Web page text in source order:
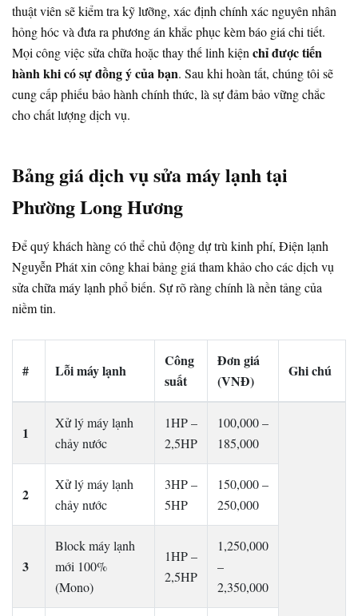
thuật viên sẽ kiểm tra kỹ lưỡng, xác định chính xác nguyên nhân
hỏng hóc và đưa ra phương án khắc phục kèm báo giá chi tiết.
Mọi công việc sửa chữa hoặc thay thế linh kiện chỉ được tiến
hành khi có sự đồng ý của bạn. Sau khi hoàn tất, chúng tôi sẽ
cung cấp phiếu bảo hành chính thức, là sự đảm bảo vững chắc
cho chất lượng dịch vụ.
Bảng giá dịch vụ sửa máy lạnh tại
Phường Long Hương
Để quý khách hàng có thể chủ động dự trù kinh phí, Điện lạnh
Nguyễn Phát xin công khai bảng giá tham khảo cho các dịch vụ
sửa chữa máy lạnh phổ biến. Sự rõ ràng chính là nền tảng của
niềm tin.
# Lỗi máy lạnh
Công
suất
Đơn giá
(VNĐ)
Ghi chú
1
Xử lý máy lạnh
chảy nước
1HP –
2,5HP
100,000 –
185,000
2
Xử lý máy lạnh
chảy nước
3HP –
5HP
150,000 –
250,000
3
Block máy lạnh
mới 100%
(Mono)
1HP –
2,5HP
1,250,000
–
2,350,000